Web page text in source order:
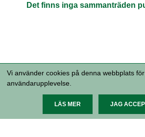
Det finns inga sammanträden
Malmö stad, 205 80 Malmö
1124
Vi använder cookies på denna webbplats
användarupplevelse.